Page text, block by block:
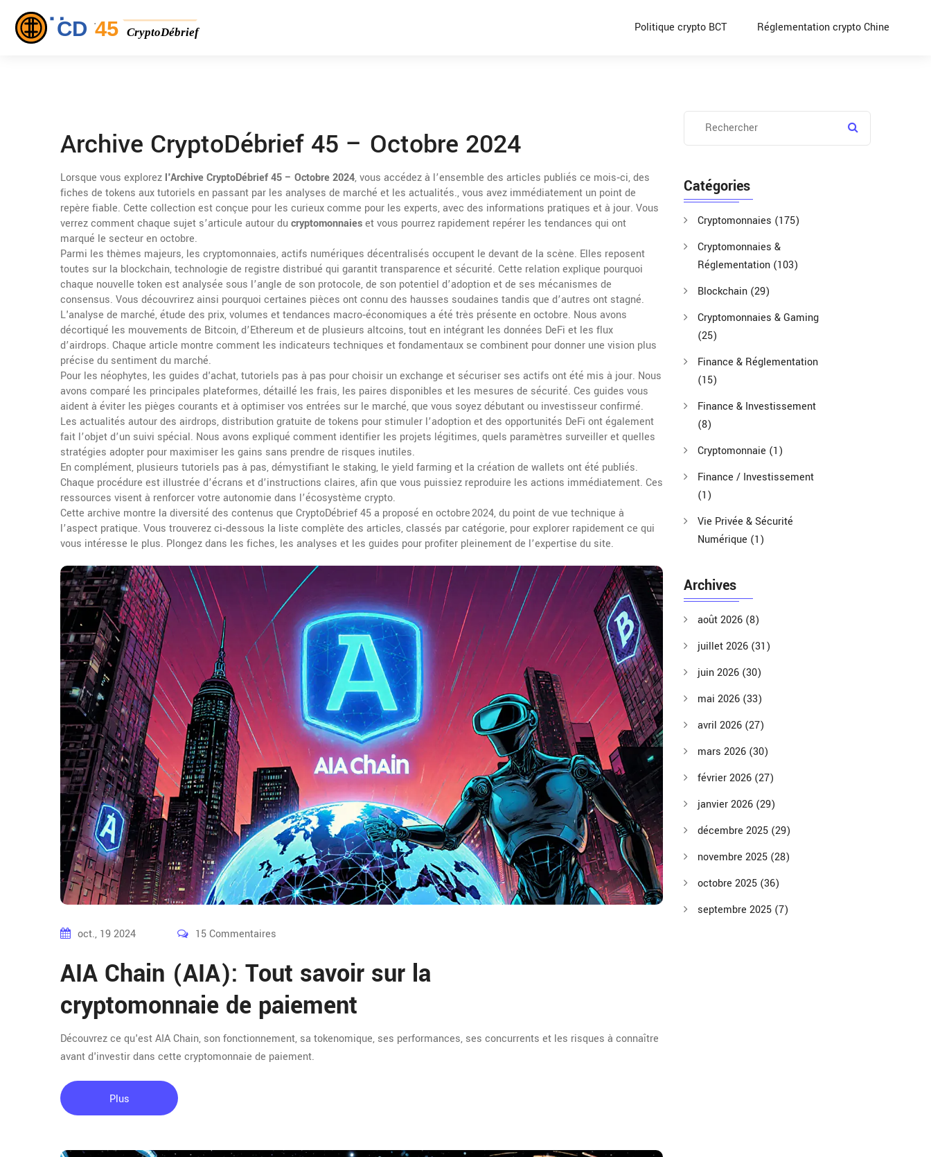
Politique crypto BCT Réglementation crypto Chine
Archive CryptoDébrief 45 – Octobre 2024
Lorsque vous explorez l'Archive CryptoDébrief 45 – Octobre 2024,vous accédez à l’ensemble des articles publiés ce mois‑ci, des
fiches de tokens aux tutoriels en passant par les analyses de marché et les actualités., vous avez immédiatement un point de
repère fiable. Cette collection est conçue pour les curieux comme pour les experts, avec des informations pratiques et à jour. Vous
verrez comment chaque sujet s’articule autour ducryptomonnaieset vous pourrez rapidement repérer les tendances qui ont
marqué le secteur en octobre.
Parmi les thèmes majeurs, les cryptomonnaies,actifs numériques décentralisés occupent le devant de la scène. Elles reposent
toutes sur la blockchain,technologie de registre distribué qui garantit transparence et sécurité. Cette relation explique pourquoi
chaque nouvelle token est analysée sous l’angle de son protocole, de son potentiel d’adoption et de ses mécanismes de
consensus. Vous découvrirez ainsi pourquoi certaines pièces ont connu des hausses soudaines tandis que d’autres ont stagné.
L'analyse de marché,étude des prix, volumes et tendances macro‑économiques a été très présente en octobre. Nous avons
décortiqué les mouvements de Bitcoin, d’Ethereum et de plusieurs altcoins, tout en intégrant les données DeFi et les flux
d’airdrops. Chaque article montre comment les indicateurs techniques et fondamentaux se combinent pour donner une vision plus
précise du sentiment du marché.
Pour les néophytes, les guides d'achat,tutoriels pas à pas pour choisir un exchange et sécuriser ses actifs ont été mis à jour. Nous
avons comparé les principales plateformes, détaillé les frais, les paires disponibles et les mesures de sécurité. Ces guides vous
aident à éviter les pièges courants et à optimiser vos entrées sur le marché, que vous soyez débutant ou investisseur confirmé.
Les actualités autour des airdrops,distribution gratuite de tokens pour stimuler l’adoptionet des opportunités DeFi ont également
fait l’objet d’un suivi spécial. Nous avons expliqué comment identifier les projets légitimes, quels paramètres surveiller et quelles
stratégies adopter pour maximiser les gains sans prendre de risques inutiles.
En complément, plusieurs tutoriels pas à pas,démystifiant le staking, le yield farming et la création de wallets ont été publiés.
Chaque procédure est illustrée d’écrans et d’instructions claires, afin que vous puissiez reproduire les actions immédiatement. Ces
ressources visent à renforcer votre autonomie dans l’écosystème crypto.
Cette archive montre la diversité des contenus que CryptoDébrief 45 a proposé en octobre 2024, du point de vue technique à
l’aspect pratique. Vous trouverez ci‑dessous la liste complète des articles, classés par catégorie, pour explorer rapidement ce qui
vous intéresse le plus. Plongez dans les fiches, les analyses et les guides pour profiter pleinement de l’expertise du site.
oct., 19 2024 15 Commentaires
AIA Chain (AIA): Tout savoir sur la
cryptomonnaie de paiement
Découvrez ce qu'est AIA Chain, son fonctionnement, sa tokenomique, ses performances, ses concurrents et les risques à connaître
avant d'investir dans cette cryptomonnaie de paiement.
Plus
Catégories
Cryptomonnaies (175)
Cryptomonnaies &
Réglementation (103)
Blockchain (29)
Cryptomonnaies & Gaming
(25)
Finance & Réglementation
(15)
Finance & Investissement
(8)
Cryptomonnaie (1)
Finance / Investissement
(1)
Vie Privée & Sécurité
Numérique (1)
Archives
août 2026 (8)
juillet 2026 (31)
juin 2026 (30)
mai 2026 (33)
avril 2026 (27)
mars 2026 (30)
février 2026 (27)
janvier 2026 (29)
décembre 2025 (29)
novembre 2025 (28)
octobre 2025 (36)
septembre 2025 (7)